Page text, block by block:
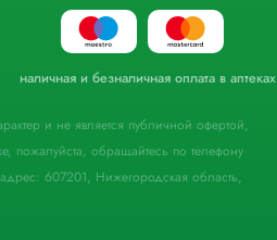
наличная и безналичная оплата в аптеках
и не является публичной офертой,
пожалуйста, обращайтесь по телефону
607201, Нижегородская область,